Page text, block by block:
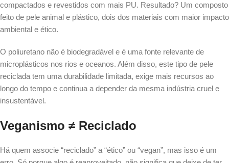
compactados e revestidos com mais PU. Resultado? Um composto
feito de pele animal e plástico, dois dos materiais com maior impacto
ambiental e ético.
O poliuretano não é biodegradável e é uma fonte relevante de
microplásticos nos rios e oceanos. Além disso, este tipo de pele
reciclada tem uma durabilidade limitada, exige mais recursos ao
longo do tempo e continua a depender da mesma indústria cruel e
insustentável.
Veganismo ≠ Reciclado
Há quem associe “reciclado” a “ético” ou “vegan”, mas isso é um